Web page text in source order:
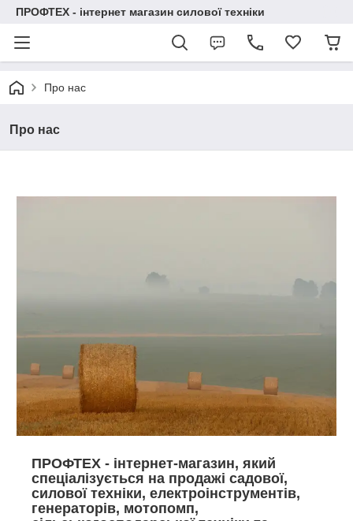
ПРОФТЕХ - інтернет магазин силової техніки
Про нас
Про нас
ПРОФТЕХ - інтернет-магазин, який
спеціалізується на продажі садової,
силової техніки, електроінструментів,
генераторів, мотопомп,